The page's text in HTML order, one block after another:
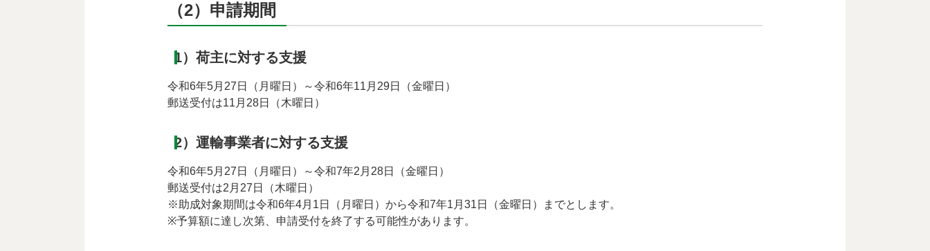
（2）申請期間
1）荷主に対する支援
令和6年5月27日（月曜日）～令和6年11月29日（金曜日）
郵送受付は11月28日（木曜日）
2）運輸事業者に対する支援
令和6年5月27日（月曜日）～令和7年2月28日（金曜日）
郵送受付は2月27日（木曜日）
※助成対象期間は令和6年4月1日（月曜日）から令和7年1月31日（金曜日）までとします。
※予算額に達し次第、申請受付を終了する可能性があります。